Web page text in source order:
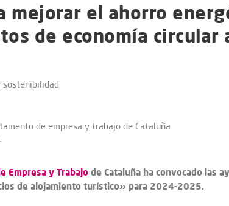
mejorar el ahorro
de economía
sostenibilidad
de empresa y trabajo de Cataluña
Empresa y Trabajo de Cataluña ha convocado las
de alojamiento turístico» para 2024-2025.